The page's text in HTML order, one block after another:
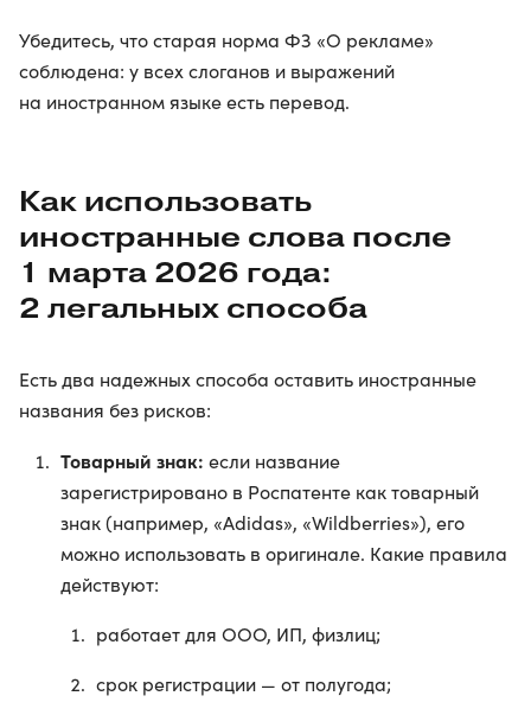
Убедитесь, что старая норма ФЗ «О рекламе»
соблюдена: у всех слоганов и выражений
на иностранном языке есть перевод.
Как использовать
иностранные слова после
1 марта 2026 года:
2 легальных способа
Есть два надежных способа оставить иностранные
названия без рисков:
Товарный знак: если название
зарегистрировано в Роспатенте как товарный
знак (например, «Adidas», «Wildberries»), его
можно использовать в оригинале. Какие правила
действуют:
работает для ООО, ИП, физлиц;
срок регистрации — от полугода;